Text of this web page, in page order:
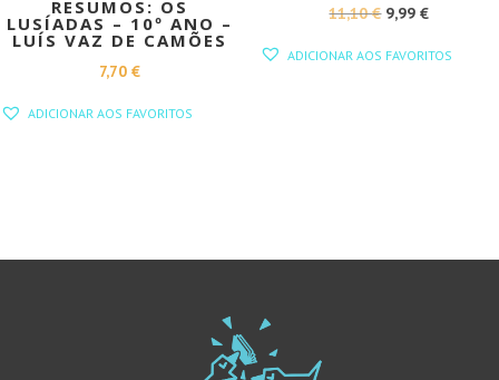
RESUMOS: OS
LUSÍADAS – 10º ANO –
LUÍS VAZ DE CAMÕES
7,70€
ADICIONAR AOS FAVORITOS
11,10€ O
9,99€O
ADICIONAR AOS FAVORITOS